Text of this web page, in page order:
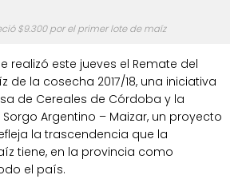
$9.300 por el primer lote de maíz
realizó este jueves el Remate del
de la cosecha 2017/18, una iniciativa
de Cereales de Córdoba y la
Argentino – Maizar, un proyecto
la trascendencia que la
tiene, en la provincia como
el país.